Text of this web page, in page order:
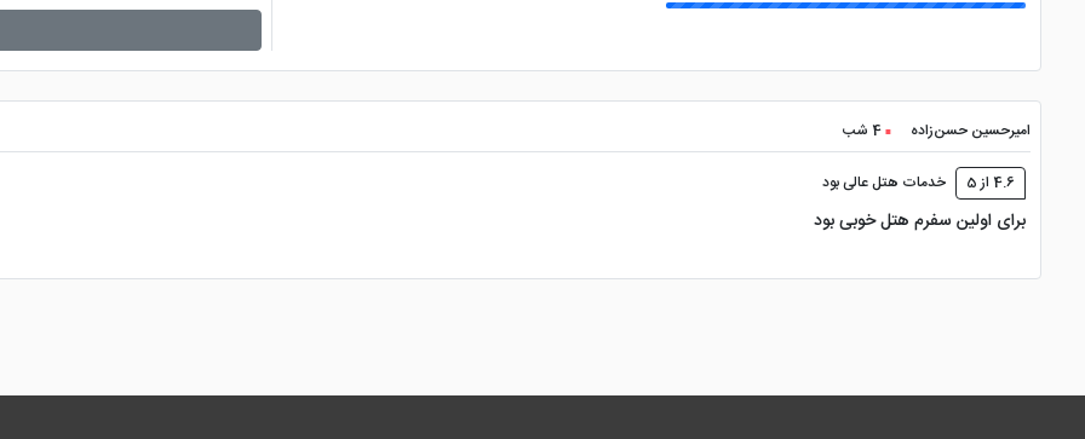
امیرحسین حسن‌زاده 4 شب
4.6 از 5 خدمات هتل عالی بود
برای اولین سفرم هتل خوبی بود